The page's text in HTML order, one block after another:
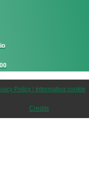
Policy | Informativa cookie
Credits